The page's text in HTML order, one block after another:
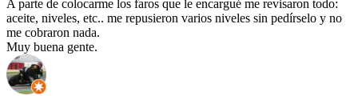
A parte de colocarme los faros que le encargué me revisaron todo:
aceite, niveles, etc.. me repusieron varios niveles sin pedírselo y no
me cobraron nada.
Muy buena gente.